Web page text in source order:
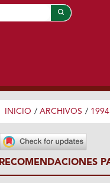
INICIO / ARCHIVOS /
RECOMENDACIONES